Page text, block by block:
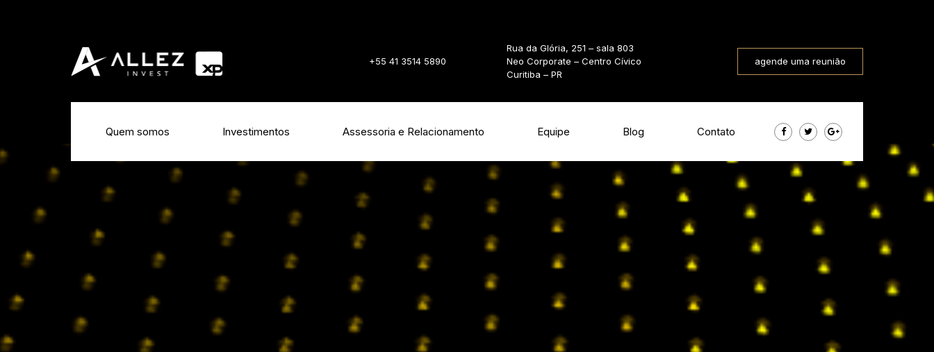
+55 41 3514 5890
Rua da Glória, 251 – sala 803
Neo Corporate – Centro Cívico
Curitiba – PR
agende uma reunião
Quem somos Investimentos Assessoria e Relacionamento Equipe Blog Contato